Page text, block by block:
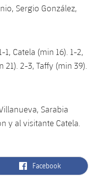
Sergio González,
1, Catela (min 16). 1-2,
21). 2-3, Taffy (min 39).
Sarabia
y al visitante Catela.
label.aria.facebook
Facebook